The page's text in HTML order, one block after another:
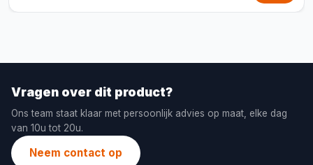
Vragen over dit product?
Ons team staat klaar met persoonlijk advies op maat, elke dag
van 10u tot 20u.
Neem contact op